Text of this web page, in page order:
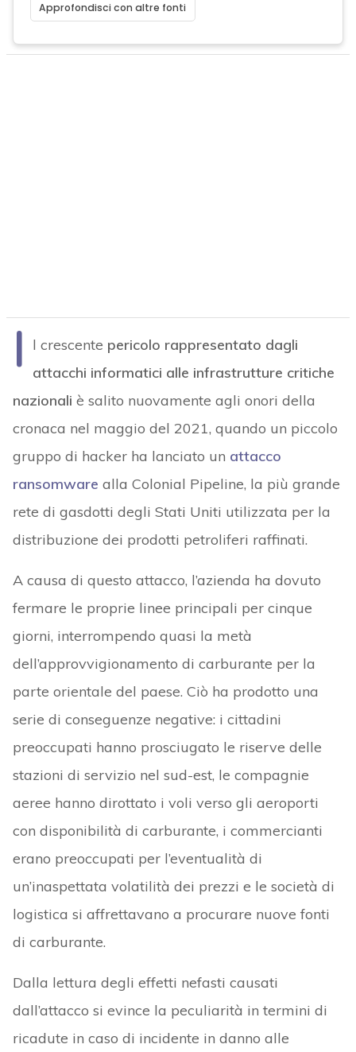
Approfondisci con altre fonti
I l crescente pericolo rappresentato dagli
attacchi informatici alle infrastrutture critiche
nazionali è salito nuovamente agli onori della
cronaca nel maggio del 2021, quando un piccolo
gruppo di hacker ha lanciato un attacco
ransomware alla Colonial Pipeline, la più grande
rete di gasdotti degli Stati Uniti utilizzata per la
distribuzione dei prodotti petroliferi raffinati.
A causa di questo attacco, l’azienda ha dovuto
fermare le proprie linee principali per cinque
giorni, interrompendo quasi la metà
dell’approvvigionamento di carburante per la
parte orientale del paese. Ciò ha prodotto una
serie di conseguenze negative: i cittadini
preoccupati hanno prosciugato le riserve delle
stazioni di servizio nel sud-est, le compagnie
aeree hanno dirottato i voli verso gli aeroporti
con disponibilità di carburante, i commercianti
erano preoccupati per l’eventualità di
un’inaspettata volatilità dei prezzi e le società di
logistica si affrettavano a procurare nuove fonti
di carburante.
Dalla lettura degli effetti nefasti causati
dall’attacco si evince la peculiarità in termini di
ricadute in caso di incidente in danno alle